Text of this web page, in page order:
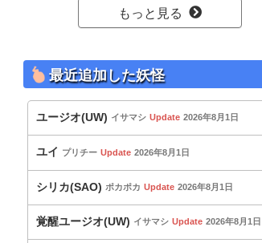
もっと見る
最近追加した妖怪
ユージオ(UW) イサマシ Update 2026年8月1日
ユイ プリチー Update 2026年8月1日
シリカ(SAO) ポカポカ Update 2026年8月1日
覚醒ユージオ(UW) イサマシ Update 2026年8月1日